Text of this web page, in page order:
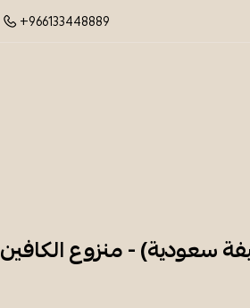
+966133448889
سعودية) - منزوع الكافين